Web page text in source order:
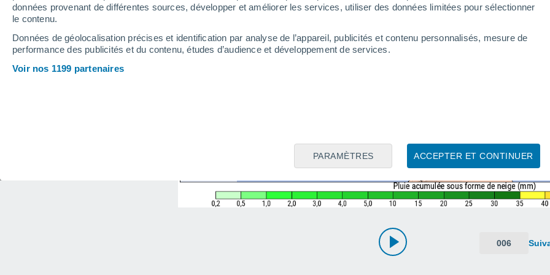
données provenant de différentes sources, développer et améliorer les services, utiliser des données limitées pour sélectionner
le contenu.
Données de géolocalisation précises et identification par analyse de l’appareil, publicités et contenu personnalisés, mesure de
performance des publicités et du contenu, études d’audience et développement de services.
Voir nos 1199 partenaires
ACCEPTER ET CONTINUER
PARAMÈTRES
006